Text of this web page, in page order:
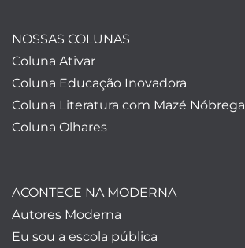
NOSSAS COLUNAS
Coluna Ativar
Coluna Educação Inovadora
Coluna Literatura com Mazé Nóbrega
Coluna Olhares
ACONTECE NA MODERNA
Autores Moderna
Eu sou a escola pública